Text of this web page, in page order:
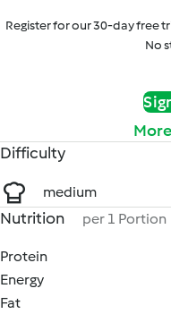
Register for our 30-day free
No
Difficulty
medium
Nutrition per 1 Portion
Protein
Energy
Fat